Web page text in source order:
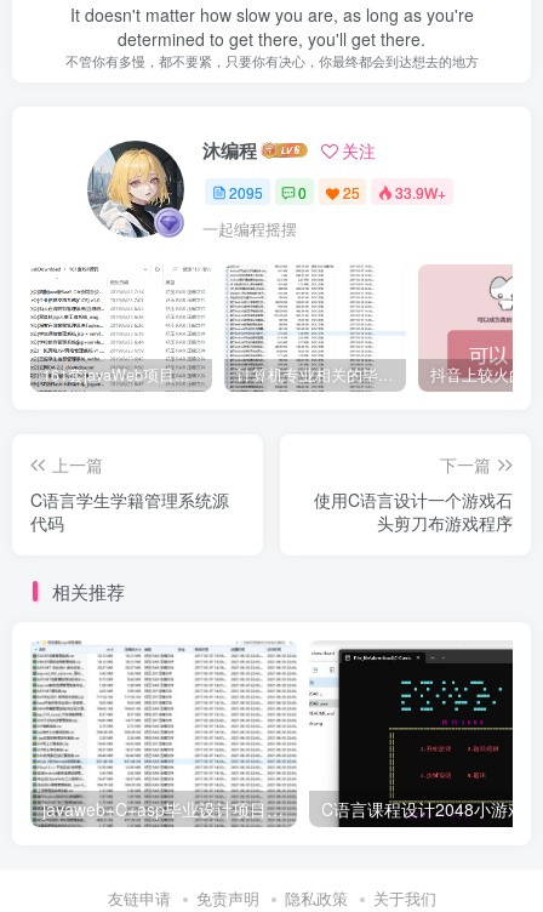
It doesn't matter how slow you are, as long as you're
determined to get there, you'll get there.
不管你有多慢，都不要紧，只要你有决心，你最终都会到达想去的地方
沐编程 关注
2095 0 25 33.9W+
一起编程摇摆
161套javaWeb项目源码免费分享 计算机专业相关的毕业设计论文合集免费下载
上一篇
C语言学生学籍管理系统源
代码
下一篇
使用C语言设计一个游戏石
头剪刀布游戏程序
相关推荐
javaweb+C+asp毕业设计项目合集免费下载
友链申请 免责声明 隐私政策 关于我们